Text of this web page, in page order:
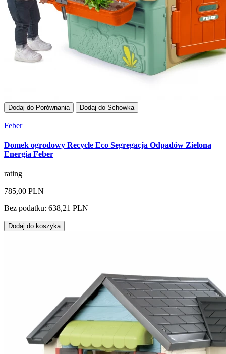
Dodaj do Porównania Dodaj do Schowka
Feber
Domek ogrodowy Recycle Eco Segregacja Odpadów Zielona
Energia Feber
rating
785,00 PLN
Bez podatku: 638,21 PLN
Dodaj do koszyka